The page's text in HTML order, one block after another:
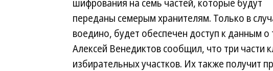
шифрования на семь частей, которые будут
переданы семерым хранителям. Только в
воедино, будет обеспечен доступ к данным о
Алексей Венедиктов сообщил, что три части
избирательных участков. Их также получит